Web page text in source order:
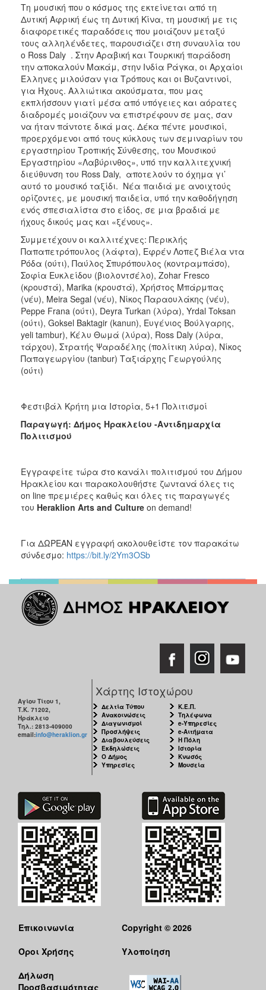
Τη μουσική που ο κόσμος της εκτείνεται από τη
Δυτική Αφρική έως τη Δυτική Κίνα, τη μουσική με τις
διαφορετικές παραδόσεις που μοιάζουν μεταξύ
τους αλληλένδετες, παρουσιάζει στη συναυλία του
ο Ross Daly . Στην Αραβική και Τουρκική παράδοση
την αποκαλούν Μακάμ, στην Ινδία Ράγκα, οι Αρχαίοι
Έλληνες μιλούσαν για Τρόπους και οι Βυζαντινοί,
για Ήχους. Αλλιώτικα ακούσματα, που μας
εκπλήσσουν γιατί μέσα από υπόγειες και αόρατες
διαδρομές μοιάζουν να επιστρέφουν σε μας, σαν
να ήταν πάντοτε δικά μας. Δέκα πέντε μουσικοί,
προερχόμενοι από τους κύκλους των σεμιναρίων του
εργαστηρίου Τροπικής Σύνθεσης, του Μουσικού
Εργαστηρίου «Λαβύρινθος», υπό την καλλιτεχνική
διεύθυνση του Ross Daly, αποτελούν το όχημα γι’
αυτό το μουσικό ταξίδι. Νέα παιδιά με ανοιχτούς
ορίζοντες, με μουσική παιδεία, υπό την καθοδήγηση
ενός σπεσιαλίστα στο είδος, σε μια βραδιά με
ήχους δικούς μας και «ξένους».
Συμμετέχουν οι καλλιτέχνες: Περικλής
Παπαπετρόπουλος (λάφτα), Εφρέν Λοπεζ Βιέλα ντα
Ρόδα (ούτι), Παύλος Σπυρόπουλος (κοντραμπάσο),
Σοφία Ευκλείδου (βιολοντσέλο), Zohar Fresco
(κρουστά), Marika (κρουστά), Χρήστος Μπάρμπας
(νέυ), Meira Segal (νέυ), Νίκος Παραουλάκης (νέυ),
Peppe Frana (ούτι), Deyra Turkan (λύρα), Yrdal Toksan
(ούτι), Goksel Baktagir (kanun), Ευγένιος Βούλγαρης,
yeli tambur), Κέλυ Θωμά (λύρα), Ross Daly (λύρα,
τάρχου), Στρατής Ψαραδέλης (πολίτικη λύρα), Νίκος
Παπαγεωργίου (tanbur) Ταξιάρχης Γεωργούλης
(ούτι)
Φεστιβάλ Κρήτη μια Ιστορία, 5+1 Πολιτισμοί
Παραγωγή: Δήμος Ηρακλείου -Αντιδημαρχία
Πολιτισμού
Εγγραφείτε τώρα στο κανάλι πολιτισμού του Δήμου
Ηρακλείου και παρακολουθήστε ζωντανά όλες τις
on line πρεμιέρες καθώς και όλες τις παραγωγές
του Heraklion Arts and Culture on demand!
Για ΔΩΡΕΑΝ εγγραφή ακολουθείστε τον παρακάτω
σύνδεσμο: https://bit.ly/2Ym3OSb
Αγίου Τίτου 1,
Τ.Κ. 71202,
Ηράκλειο
Τηλ.: 2813-409000
email:info@heraklion.gr
Χάρτης Ιστοχώρου
Δελτία Τύπου
Ανακοινώσεις
Διαγωνισμοί
Προσλήψεις
Διαβουλεύσεις
Εκδηλώσεις
Ο Δήμος
Υπηρεσίες
Κ.Ε.Π.
Τηλέφωνα
e-Υπηρεσίες
e-Αιτήματα
Η Πόλη
Ιστορία
Κνωσός
Μουσεία
Επικοινωνία
Όροι Χρήσης
Δήλωση
Προσβασιμότητας
Copyright © 2026
Υλοποίηση